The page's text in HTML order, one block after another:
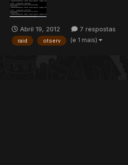
meu console quando chegava a...
Abril 19, 2012 7 respostas
raid otserv (e 1 mais)